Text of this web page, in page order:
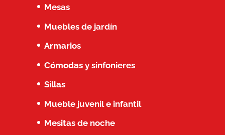
Mesas
Muebles de jardín
Armarios
Cómodas y sinfonieres
Sillas
Mueble juvenil e infantil
Mesitas de noche